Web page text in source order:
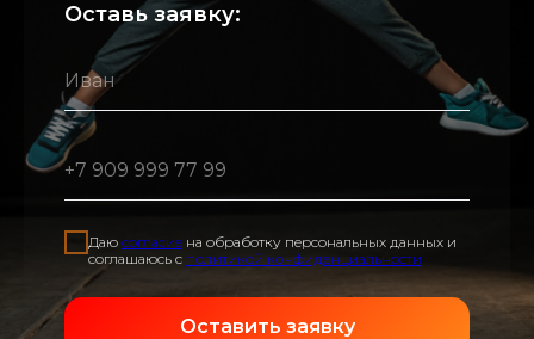
Оставь заявку:
Даю согласие на обработку персональных данных и
соглашаюсь с политикой конфиденциальности
Оставить заявку